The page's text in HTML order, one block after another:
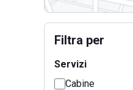
Filtra per
Servizi
Cabine